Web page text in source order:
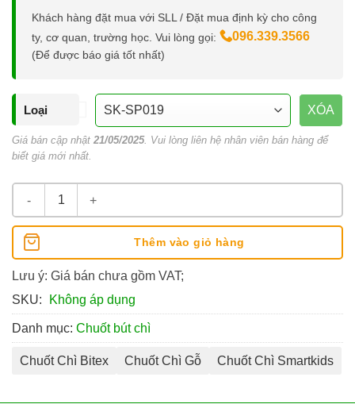
Khách hàng đặt mua với SLL / Đặt mua định kỳ cho công
ty, cơ quan, trường học. Vui lòng gọi:
096.339.3566
(Để được báo giá tốt nhất)
Loại XÓA
Giá bán cập nhật 21/05/2025. Vui lòng liên hệ nhân viên bán hàng để
biết giá mới nhất.
Chuốt Bút Chì Smartkids số lượng
Thêm vào giỏ hàng
Lưu ý: Giá bán chưa gồm VAT;
SKU:
Không áp dụng
Danh mục: Chuốt bút chì
Chuốt Chì Bitex Chuốt Chì Gỗ Chuốt Chì Smartkids